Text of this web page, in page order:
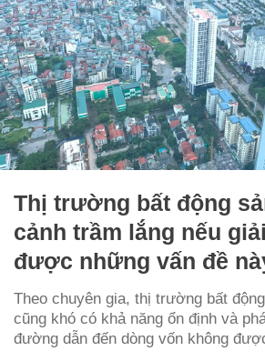
Thị trường bất động
cảnh trầm lắng nếu
được những vấn đề
Theo chuyên gia, thị trường bất
cũng khó có khả năng ổn định và
đường dẫn đến dòng vốn không